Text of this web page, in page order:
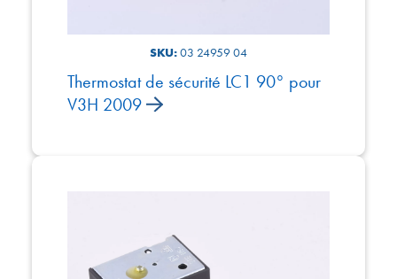
SKU:03 24959 04
Thermostat de sécurité LC1 90° pour
V3H 2009